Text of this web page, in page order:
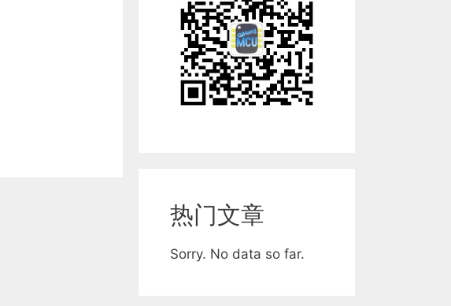
热门文章
Sorry. No data so far.